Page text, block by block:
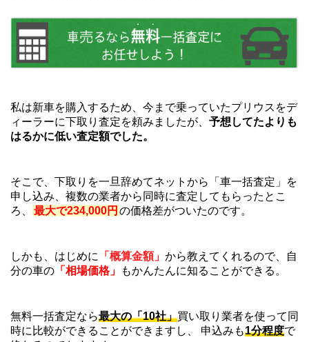
私は新車を購入するため、今まで乗っていたプリウスをデ
ィーラーに下取り査定を頼みましたが、 予想してたよりも
はるかに低い査定額でした。
そこで、下取りを一旦辞めてネットから「車一括査定」を
申し込み、複数の業者から同時に査定してもらったとこ
ろ、
最大で234,000円 の価格差がついたのです。
しかも、はじめに 「概算金額」 から教えてくれるので、自
分の車の 「相場価格」 もかんたんに知ることができる。
無料一括査定なら最大の「10社」買い取り業者を使って同
時に比較ができることができますし、 申込みも1分程度で